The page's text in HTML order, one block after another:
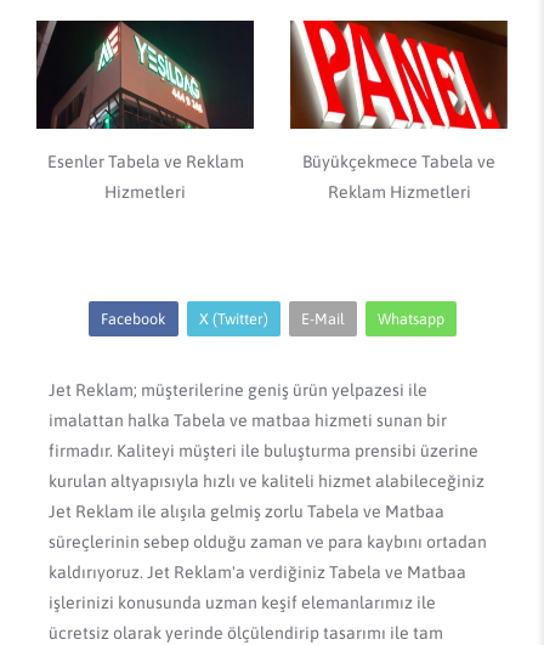
Esenler Tabela ve Reklam
Hizmetleri
Büyükçekmece Tabela ve
Reklam Hizmetleri
Facebook X (Twitter) E-Mail Whatsapp
Jet Reklam; müşterilerine geniş ürün yelpazesi ile
imalattan halka Tabela ve matbaa hizmeti sunan bir
firmadır. Kaliteyi müşteri ile buluşturma prensibi üzerine
kurulan altyapısıyla hızlı ve kaliteli hizmet alabileceğiniz
Jet Reklam ile alışıla gelmiş zorlu Tabela ve Matbaa
süreçlerinin sebep olduğu zaman ve para kaybını ortadan
kaldırıyoruz. Jet Reklam'a verdiğiniz Tabela ve Matbaa
işlerinizi konusunda uzman keşif elemanlarımız ile
ücretsiz olarak yerinde ölçülendirip tasarımı ile tam